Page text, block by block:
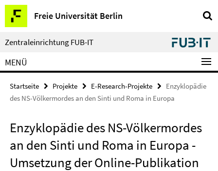
Springe
direkt
zu
Inhalt
Freie Universität Berlin
Service-
Navigation
Zentraleinrichtung FUB-IT
MENÜ
Startseite Projekte E-Research-Projekte
Enzyklopädie
des NS-Völkermordes an den Sinti und Roma in Europa
Enzyklopädie des NS-Völkermordes
an den Sinti und Roma in Europa -
Umsetzung der Online-Publikation